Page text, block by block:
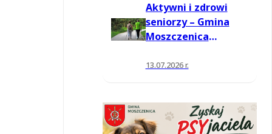
Aktywni i zdrowi
seniorzy – Gmina
Moszczenica
na nowe zajęcia
13.07.2026 r.